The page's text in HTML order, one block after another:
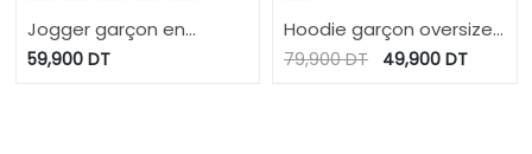
Jogger garçon en
molleton
59,900DT
Hoodie garçon oversized
avec effet CRAQUE
79,900DT 49,900 DT